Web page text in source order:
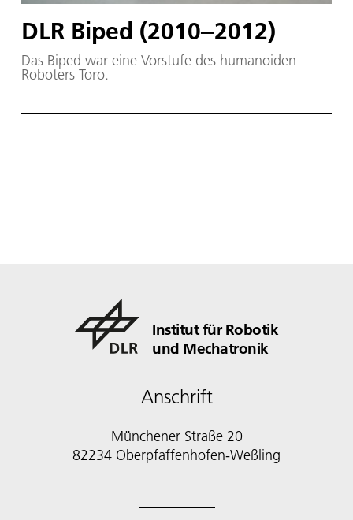
DLR Biped (2010‒2012)
Das Biped war eine Vorstufe des humanoiden
Roboters Toro.
Institut für Robotik
und Mechatronik
Anschrift
Münchener Straße 20
82234 Oberpfaffenhofen-Weßling